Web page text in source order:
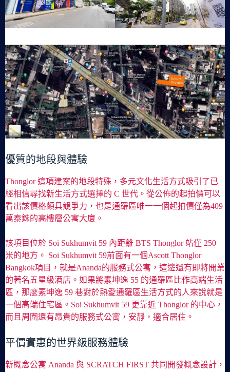
優質的地段與體驗
Thonglor 這項建案的地段特殊，多元文化生活方式吸引了已
經相信尋找新生活方式選擇的 C 世代。從公佈的起拍價可以
看出該價格頗具競爭力，也是通羅區唯一一個起拍價僅為409
萬泰銖的高樓層公寓大廈。
該項目位於 Soi Sukhumvit 59 內距離 BTS Thonglor 站僅 250
米的地方。 Soi Sukhumvit 59前面有一個Ascott Thonglor
Bangkok項目，就是Ananda的服務式公寓，這邊還有即將開業
的著名五星級酒店。如果將素坤逸 55 的通羅區比作高端生活
區，那麼素坤逸 59 巷對於熱愛通羅區生活方式的人來說就是
一個高端住宅區。Soi Sukhumvit 59 更靠近 Thonglor 的中心，
而且周圍還有昂貴的服務式公寓，安靜，適合居住。
平價實惠的世界級服務體驗
新概念公寓 Ananda 與 SCRATCH FIRST 共同開發概念設計，